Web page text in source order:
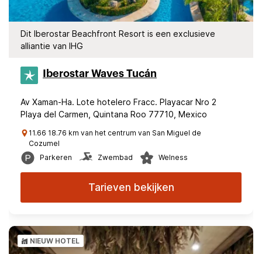
Dit Iberostar Beachfront Resort is een exclusieve
alliantie van IHG
Iberostar Waves Tucán
Av Xaman-Ha. Lote hotelero Fracc. Playacar Nro 2
Playa del Carmen, Quintana Roo 77710, Mexico
11.66 18.76 km van het centrum van San Miguel de
Cozumel
Parkeren
Zwembad Welness
Tarieven bekijken
NIEUW HOTEL